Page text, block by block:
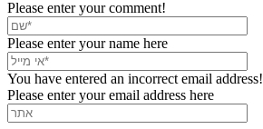
Please enter your comment!
Please enter your name here
You have entered an incorrect email address!
Please enter your email address here